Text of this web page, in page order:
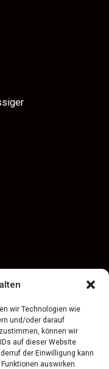
wir Technologien wie
und/oder darauf
können wir
auf dieser Website
der Einwilligung kann
auswirken.
Deutschland